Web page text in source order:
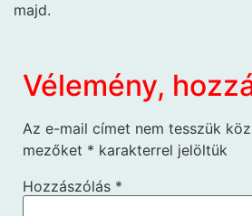
majd.
Vélemény,
Az e-mail címet nem tesszük
mezőket * karakterrel jelöltük
Hozzászólás *